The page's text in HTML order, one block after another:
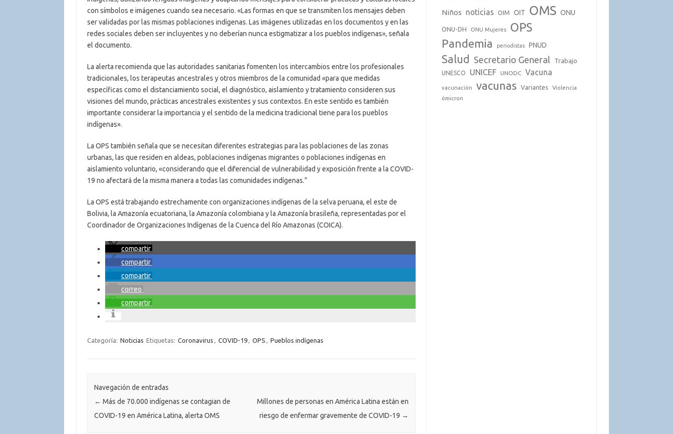
con símbolos e imágenes cuando sea necesario. «Las formas en que se transmiten los mensajes deben
ser validadas por las mismas poblaciones indígenas. Las imágenes utilizadas en los documentos y en las
redes sociales deben ser incluyentes y no deberían nunca estigmatizar a los pueblos indígenas», señala
el documento.
La alerta recomienda que las autoridades sanitarias fomenten los intercambios entre los profesionales
tradicionales, los terapeutas ancestrales y otros miembros de la comunidad «para que medidas
específicas como el distanciamiento social, el diagnóstico, aislamiento y tratamiento consideren sus
visiones del mundo, prácticas ancestrales existentes y sus contextos. En este sentido es también
importante considerar la importancia y el sentido de la medicina tradicional tiene para los pueblos
indígenas».
La OPS también señala que se necesitan diferentes estrategias para las poblaciones de las zonas
urbanas, las que residen en aldeas, poblaciones indígenas migrantes o poblaciones indígenas en
aislamiento voluntario, «considerando que el diferencial de vulnerabilidad y exposición frente a la COVID-
19 no afectará de la misma manera a todas las comunidades indígenas.”
La OPS está trabajando estrechamente con organizaciones indígenas de la selva peruana, el este de
Bolivia, la Amazonía ecuatoriana, la Amazonía colombiana y la Amazonía brasileña, representadas por el
Coordinador de Organizaciones Indígenas de la Cuenca del Río Amazonas (COICA).
compartir
compartir
compartir
correo
compartir
Categoría: Noticias Etiquetas: Coronavirus , COVID-19, OPS , Pueblos indígenas
Navegación de entradas
← Más de 70.000 indígenas se contagian de
COVID-19 en América Latina, alerta OMS
Millones de personas en América Latina están en
riesgo de enfermar gravemente de COVID-19 →
Niños noticias OIM OIT OMS ONU
ONU-DH ONU Mujeres OPS
Pandemia periodistas PNUD
Salud Secretario General Trabajo
UNESCO UNICEF UNODC Vacuna
vacunación vacunas Variantes
Violencia
ómicron